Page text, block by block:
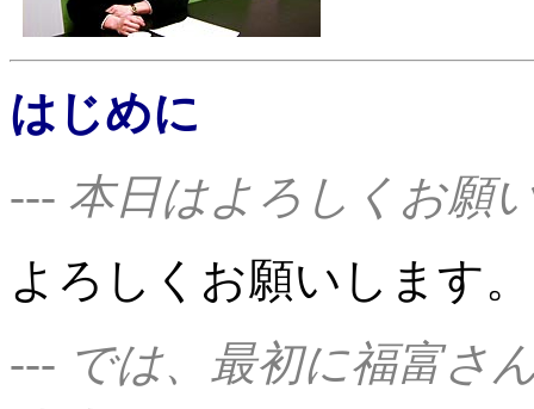
はじめに
--- 本日はよろしくお願
よろしくお願いします。
--- では、最初に福富さ